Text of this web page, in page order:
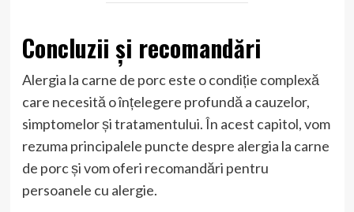
Concluzii și recomandări
Alergia la carne de porc este o condiție complexă
care necesită o înțelegere profundă a cauzelor,
simptomelor și tratamentului. În acest capitol, vom
rezuma principalele puncte despre alergia la carne
de porc și vom oferi recomandări pentru
persoanele cu alergie.